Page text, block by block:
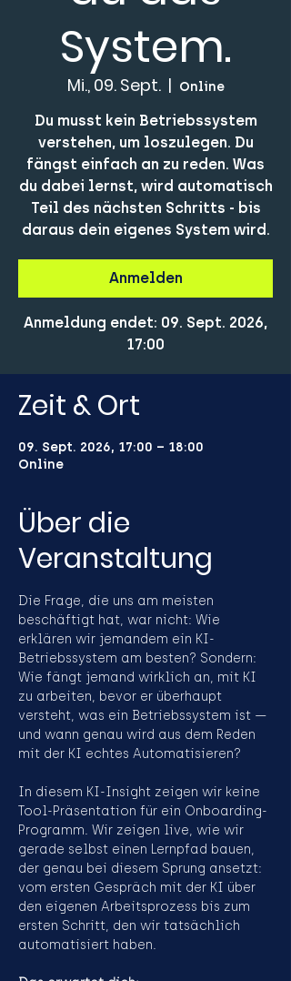
System.
Mi., 09. Sept.
  |
Online
Du musst kein Betriebssystem
verstehen, um loszulegen. Du
fängst einfach an zu reden. Was
du dabei lernst, wird automatisch
Teil des nächsten Schritts - bis
daraus dein eigenes System wird.
Anmelden
Anmeldung endet: 09. Sept. 2026,
17:00
Zeit & Ort
09. Sept. 2026, 17:00 – 18:00
Online
Über die
Veranstaltung
Die Frage, die uns am meisten
beschäftigt hat, war nicht: Wie
erklären wir jemandem ein KI-
Betriebssystem am besten? Sondern:
Wie fängt jemand wirklich an, mit KI
zu arbeiten, bevor er überhaupt
versteht, was ein Betriebssystem ist —
und wann genau wird aus dem Reden
mit der KI echtes Automatisieren?
In diesem KI-Insight zeigen wir keine
Tool-Präsentation für ein Onboarding-
Programm. Wir zeigen live, wie wir
gerade selbst einen Lernpfad bauen,
der genau bei diesem Sprung ansetzt:
vom ersten Gespräch mit der KI über
den eigenen Arbeitsprozess bis zum
ersten Schritt, den wir tatsächlich
automatisiert haben.